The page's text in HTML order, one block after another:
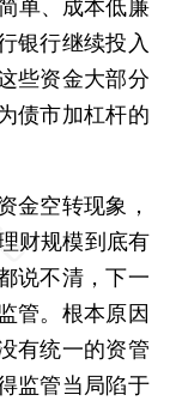
单、成本低廉
银行继续投入
些资金大部分
债市加杠杆的
空转现象，
财规模到底有
说不清，下一
管。根本原因
有统一的资管
监管当局陷于